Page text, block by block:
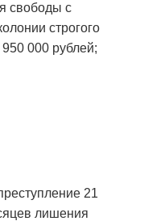
свободы с
строгого
000 рублей;
21
лишения